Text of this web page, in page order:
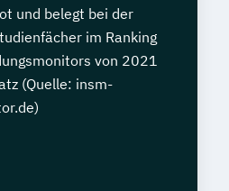
und belegt bei der
im Ranking
von 2021
(Quelle: insm-